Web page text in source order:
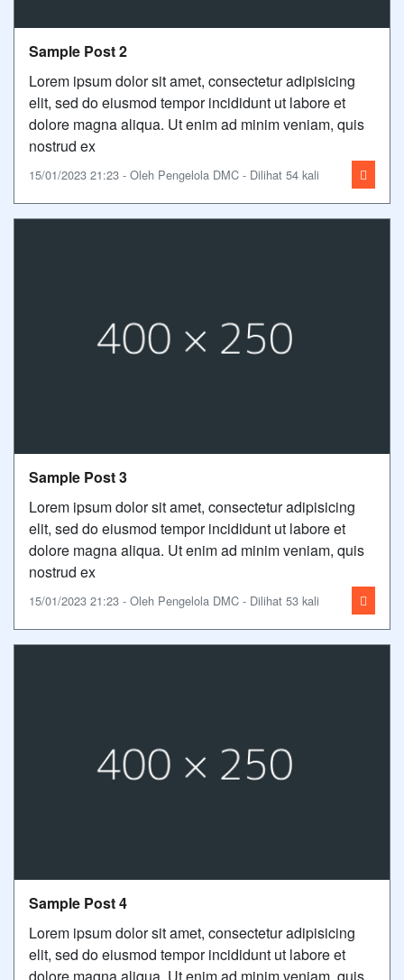
Sample Post 2
Lorem ipsum dolor sit amet, consectetur adipisicing
elit, sed do eiusmod tempor incididunt ut labore et
dolore magna aliqua. Ut enim ad minim veniam, quis
nostrud ex
15/01/2023 21:23 - Oleh Pengelola DMC - Dilihat 54 kali
Sample Post 3
Lorem ipsum dolor sit amet, consectetur adipisicing
elit, sed do eiusmod tempor incididunt ut labore et
dolore magna aliqua. Ut enim ad minim veniam, quis
nostrud ex
15/01/2023 21:23 - Oleh Pengelola DMC - Dilihat 53 kali
Sample Post 4
Lorem ipsum dolor sit amet, consectetur adipisicing
elit, sed do eiusmod tempor incididunt ut labore et